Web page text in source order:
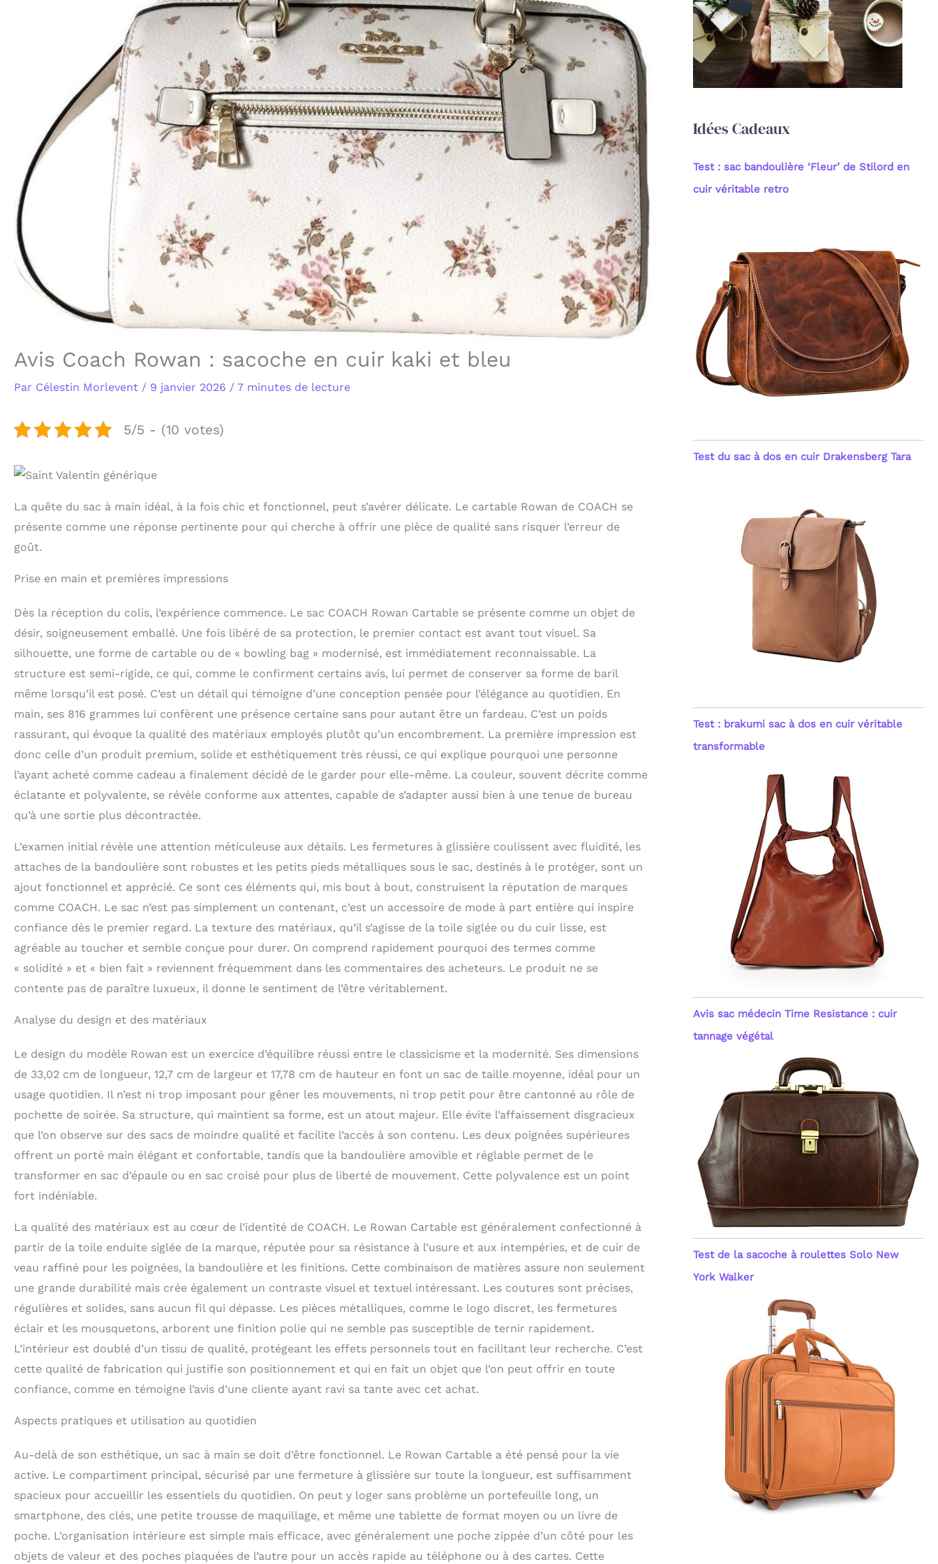
Avis Coach Rowan : sacoche en cuir kaki et bleu
Par Célestin Morlevent / 9 janvier 2026 / 7 minutes de lecture
5/5 - (10 votes)
La quête du sac à main idéal, à la fois chic et fonctionnel, peut s’avérer délicate. Le cartable Rowan de COACH se
présente comme une réponse pertinente pour qui cherche à offrir une pièce de qualité sans risquer l’erreur de
goût.
Prise en main et premières impressions
Dès la réception du colis, l’expérience commence. Le sac COACH Rowan Cartable se présente comme un objet de
désir, soigneusement emballé. Une fois libéré de sa protection, le premier contact est avant tout visuel. Sa
silhouette, une forme de cartable ou de « bowling bag » modernisé, est immédiatement reconnaissable. La
structure est semi-rigide, ce qui, comme le confirment certains avis, lui permet de conserver sa forme de baril
même lorsqu’il est posé. C’est un détail qui témoigne d’une conception pensée pour l’élégance au quotidien. En
main, ses 816 grammes lui confèrent une présence certaine sans pour autant être un fardeau. C’est un poids
rassurant, qui évoque la qualité des matériaux employés plutôt qu’un encombrement. La première impression est
donc celle d’un produit premium, solide et esthétiquement très réussi, ce qui explique pourquoi une personne
l’ayant acheté comme cadeau a finalement décidé de le garder pour elle-même. La couleur, souvent décrite comme
éclatante et polyvalente, se révèle conforme aux attentes, capable de s’adapter aussi bien à une tenue de bureau
qu’à une sortie plus décontractée.
L’examen initial révèle une attention méticuleuse aux détails. Les fermetures à glissière coulissent avec fluidité, les
attaches de la bandoulière sont robustes et les petits pieds métalliques sous le sac, destinés à le protéger, sont un
ajout fonctionnel et apprécié. Ce sont ces éléments qui, mis bout à bout, construisent la réputation de marques
comme COACH. Le sac n’est pas simplement un contenant, c’est un accessoire de mode à part entière qui inspire
confiance dès le premier regard. La texture des matériaux, qu’il s’agisse de la toile siglée ou du cuir lisse, est
agréable au toucher et semble conçue pour durer. On comprend rapidement pourquoi des termes comme
« solidité » et « bien fait » reviennent fréquemment dans les commentaires des acheteurs. Le produit ne se
contente pas de paraître luxueux, il donne le sentiment de l’être véritablement.
Analyse du design et des matériaux
Le design du modèle Rowan est un exercice d’équilibre réussi entre le classicisme et la modernité. Ses dimensions
de 33,02 cm de longueur, 12,7 cm de largeur et 17,78 cm de hauteur en font un sac de taille moyenne, idéal pour un
usage quotidien. Il n’est ni trop imposant pour gêner les mouvements, ni trop petit pour être cantonné au rôle de
pochette de soirée. Sa structure, qui maintient sa forme, est un atout majeur. Elle évite l’affaissement disgracieux
que l’on observe sur des sacs de moindre qualité et facilite l’accès à son contenu. Les deux poignées supérieures
offrent un porté main élégant et confortable, tandis que la bandoulière amovible et réglable permet de le
transformer en sac d’épaule ou en sac croisé pour plus de liberté de mouvement. Cette polyvalence est un point
fort indéniable.
La qualité des matériaux est au cœur de l’identité de COACH. Le Rowan Cartable est généralement confectionné à
partir de la toile enduite siglée de la marque, réputée pour sa résistance à l’usure et aux intempéries, et de cuir de
veau raffiné pour les poignées, la bandoulière et les finitions. Cette combinaison de matières assure non seulement
une grande durabilité mais crée également un contraste visuel et textuel intéressant. Les coutures sont précises,
régulières et solides, sans aucun fil qui dépasse. Les pièces métalliques, comme le logo discret, les fermetures
éclair et les mousquetons, arborent une finition polie qui ne semble pas susceptible de ternir rapidement.
L’intérieur est doublé d’un tissu de qualité, protégeant les effets personnels tout en facilitant leur recherche. C’est
cette qualité de fabrication qui justifie son positionnement et qui en fait un objet que l’on peut offrir en toute
confiance, comme en témoigne l’avis d’une cliente ayant ravi sa tante avec cet achat.
Aspects pratiques et utilisation au quotidien
Au-delà de son esthétique, un sac à main se doit d’être fonctionnel. Le Rowan Cartable a été pensé pour la vie
active. Le compartiment principal, sécurisé par une fermeture à glissière sur toute la longueur, est suffisamment
spacieux pour accueillir les essentiels du quotidien. On peut y loger sans problème un portefeuille long, un
smartphone, des clés, une petite trousse de maquillage, et même une tablette de format moyen ou un livre de
poche. L’organisation intérieure est simple mais efficace, avec généralement une poche zippée d’un côté pour les
objets de valeur et des poches plaquées de l’autre pour un accès rapide au téléphone ou à des cartes. Cette
c
Idées Cadeaux
Test : sac bandoulière ‘Fleur’ de Stilord en
cuir véritable retro
Test du sac à dos en cuir Drakensberg Tara
Test : brakumi sac à dos en cuir véritable
transformable
Avis sac médecin Time Resistance : cuir
tannage végétal
Test de la sacoche à roulettes Solo New
York Walker